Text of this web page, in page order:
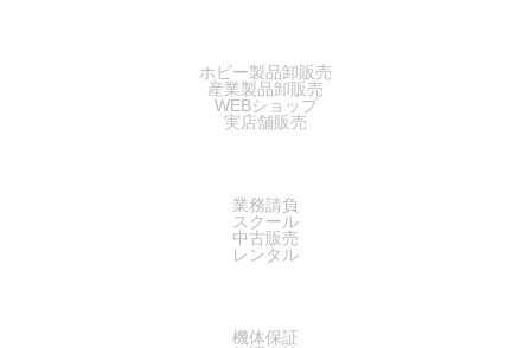
ホビー製品卸販売
産業製品卸販売
WEBショップ
実店舗販売
業務請負
スクール
中古販売
レンタル
機体保証